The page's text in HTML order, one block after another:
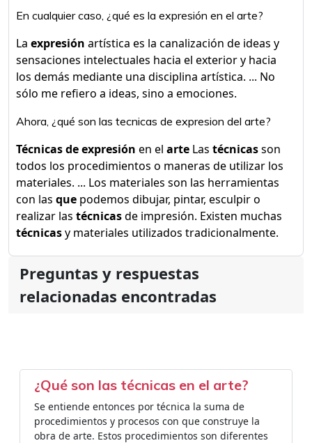
En cualquier caso, ¿qué es la expresión en el arte?
La expresión artística es la canalización de ideas y
sensaciones intelectuales hacia el exterior y hacia
los demás mediante una disciplina artística. ... No
sólo me refiero a ideas, sino a emociones.
Ahora, ¿qué son las tecnicas de expresion del arte?
Técnicas de expresión en el arte Las técnicasson
todos los procedimientos o maneras de utilizar los
materiales. ... Los materiales son las herramientas
con las que podemos dibujar, pintar, esculpir o
realizar las técnicasde impresión. Existen muchas
técnicasy materiales utilizados tradicionalmente.
Preguntas y respuestas
relacionadas encontradas
¿Qué son las técnicas en el arte?
Se entiende entonces por técnica la suma de
procedimientos y procesos con que construye la
obra de arte. Estos procedimientos son diferentes